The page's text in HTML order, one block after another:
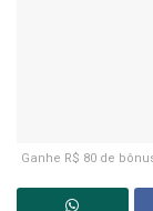
Ganhe R$ 80 de